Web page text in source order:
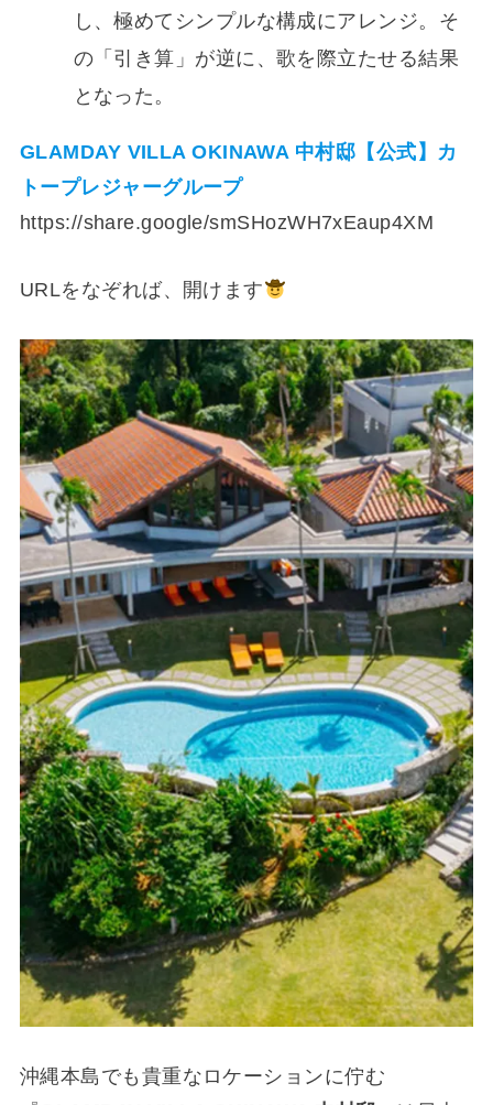
し、極めてシンプルな構成にアレンジ。そ
の「引き算」が逆に、歌を際立たせる結果
となった。
GLAMDAY VILLA OKINAWA 中村邸【公式】カ
トープレジャーグループ
https://share.google/smSHozWH7xEaup4XM
URLをなぞれば、開けます
沖縄本島でも貴重なロケーションに佇む